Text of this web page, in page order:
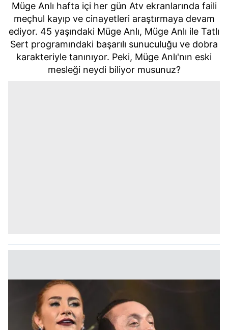
Müge Anlı hafta içi her gün Atv ekranlarında faili
meçhul kayıp ve cinayetleri araştırmaya devam
ediyor. 45 yaşındaki Müge Anlı, Müge Anlı ile Tatlı
Sert programındaki başarılı sunuculuğu ve dobra
karakteriyle tanınıyor. Peki, Müge Anlı'nın eski
mesleği neydi biliyor musunuz?